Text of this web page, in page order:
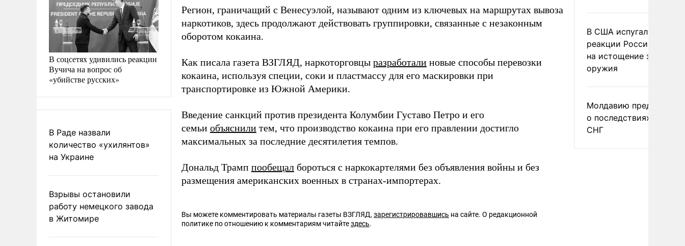
В соцсетях удивились реакции
Вучича на вопрос об
«убийстве русских»
В Раде назвали
количество «ухилянтов»
на Украине
Взрывы остановили
работу немецкого завода
в Житомире
Регион, граничащий с Венесуэлой, называют одним из ключевых на маршрутах вывоза
наркотиков, здесь продолжают действовать группировки, связанные с незаконным
оборотом кокаина.
Как писала газета ВЗГЛЯД, наркоторговцы разработали новые способы перевозки
кокаина, используя специи, соки и пластмассу для его маскировки при
транспортировке из Южной Америки.
Введение санкций против президента Колумбии Густаво Петро и его
семьи объяснили тем, что производство кокаина при его правлении достигло
максимальных за последние десятилетия темпов.
Дональд Трамп пообещал бороться с наркокартелями без объявления войны и без
размещения американских военных в странах-импортерах.
Вы можете комментировать материалы газеты ВЗГЛЯД, зарегистрировавшись на сайте. О редакционной
политике по отношению к комментариям читайтездесь.
В США испугались
реакции России и
на истощение запасов
оружия
Молдавию
о последствиях выхода
СНГ